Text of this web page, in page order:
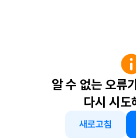
알 수 없는 오류
다시 시도
새로고침